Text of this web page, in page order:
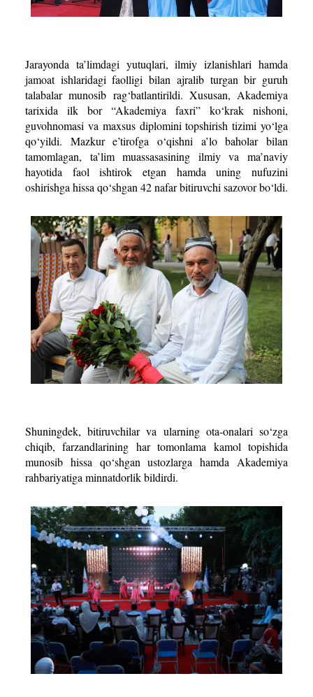
Jarayonda ta’limdagi yutuqlari, ilmiy izlanishlari hamda
jamoat ishlaridagi faolligi bilan ajralib turgan bir guruh
talabalar munosib rag‘batlantirildi. Xususan, Akademiya
tarixida ilk bor “Akademiya faxri” ko‘krak nishoni,
guvohnomasi va maxsus diplomini topshirish tizimi yo‘lga
qo‘yildi. Mazkur e’tirofga o‘qishni a’lo baholar bilan
tamomlagan, ta’lim muassasasining ilmiy va ma’naviy
hayotida faol ishtirok etgan hamda uning nufuzini
oshirishga hissa qo‘shgan 42 nafar bitiruvchi sazovor bo‘ldi.
Shuningdek, bitiruvchilar va ularning ota-onalari so‘zga
chiqib, farzandlarining har tomonlama kamol topishida
munosib hissa qo‘shgan ustozlarga hamda Akademiya
rahbariyatiga minnatdorlik bildirdi.